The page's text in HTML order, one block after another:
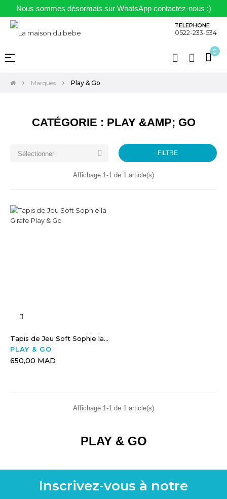
Nous sommes désormais sur WhatsApp contactez-nous :)
TELEPHONE
0522-233-534
0
Basculer
navigation
☰
Marques Play & Go
CATÉGORIE : PLAY &AMP; GO
Sélectionner  FILTRE
Affichage 1-1 de 1 article(s)
Tapis de Jeu Soft Sophie la...
PLAY & GO
650,00 MAD
Affichage 1-1 de 1 article(s)
PLAY & GO
Inscrivez-vous à notre